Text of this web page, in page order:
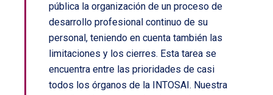
pública la organización de un proceso de
desarrollo profesional continuo de su
personal, teniendo en cuenta también las
limitaciones y los cierres. Esta tarea se
encuentra entre las prioridades de casi
todos los órganos de la INTOSAI. Nuestra